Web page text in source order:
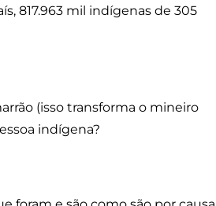
817.963 mil indígenas de 305
(isso transforma o mineiro
indígena?